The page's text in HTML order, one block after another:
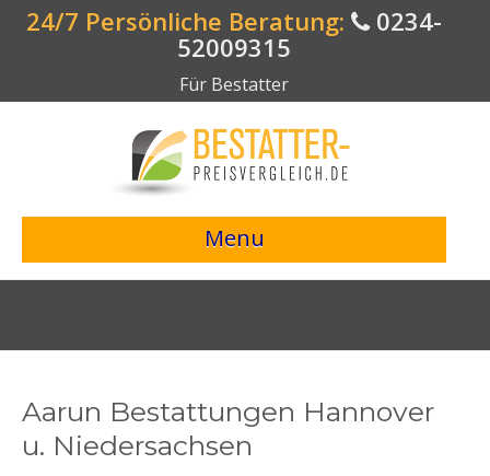
24/7 Persönliche Beratung:
0234-
52009315
Für Bestatter
Menu
> Preisvergleich starten <
Bestattungsvorsorge
Aarun Bestattungen Hannover
u. Niedersachsen